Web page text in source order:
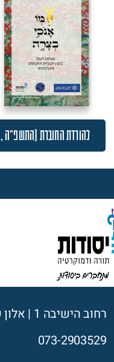
להורדת החוברת (התשפ"ה , 36 עמ')
רחוב הישיבה 1 | אלון שבות
073-2903529